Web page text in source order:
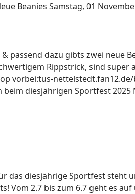
Beanies Samstag, 01
passend dazu gibts zwei neue
Rippstrick, sind super
vorbei:tus-
beim diesjährigen Sportfest 2025
das diesjährige Sportfest steht
Vom 2.7 bis zum 6.7 geht es